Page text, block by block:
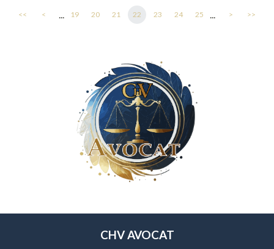
<< < ... 19 20 21 22 23 24 25 ... > >>
CHV AVOCAT